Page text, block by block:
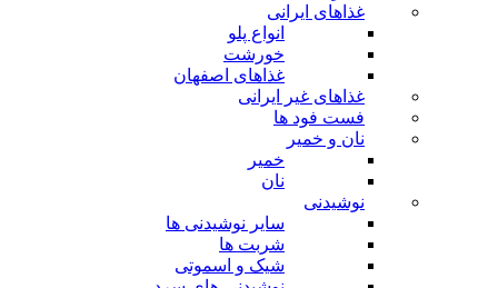
غذاهای ایرانی
انواع پلو
خورشت
غذاهای اصفهان
غذاهای غیر ایرانی
فست فود ها
نان و خمیر
خمیر
نان
نوشیدنی
سایر نوشیدنی ها
شربت ها
شیک و اسموتی